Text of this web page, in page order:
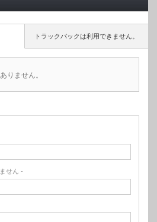
トラックバックは利用できません。
りません。
せん -